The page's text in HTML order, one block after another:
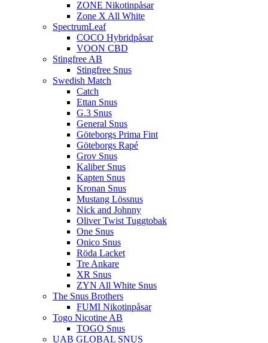
ZONE Nikotinpåsar
Zone X All White
SpectrumLeaf
COCO Hybridpåsar
VOON CBD
Stingfree AB
Stingfree Snus
Swedish Match
Catch
Ettan Snus
G.3 Snus
General Snus
Göteborgs Prima Fint
Göteborgs Rapé
Grov Snus
Kaliber Snus
Kapten Snus
Kronan Snus
Mustang Lössnus
Nick and Johnny
Oliver Twist Tuggtobak
One Snus
Onico Snus
Röda Lacket
Tre Ankare
XR Snus
ZYN All White Snus
The Snus Brothers
FUMI Nikotinpåsar
Togo Nicotine AB
TOGO Snus
UAB GLOBAL SNUS